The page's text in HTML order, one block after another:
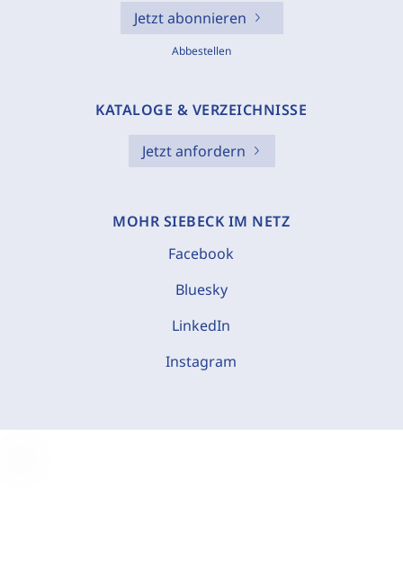
Jetzt abonnieren
Abbestellen
KATALOGE & VERZEICHNISSE
Jetzt anfordern
MOHR SIEBECK IM NETZ
Facebook
Bluesky
LinkedIn
Instagram